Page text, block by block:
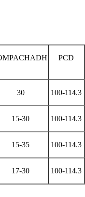
PCD
30 100-114.3
15-30 100-114.3
15-35 100-114.3
17-30 100-114.3